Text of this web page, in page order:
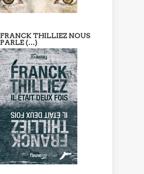
FRANCK THILLIEZ NOUS
PARLE (…)